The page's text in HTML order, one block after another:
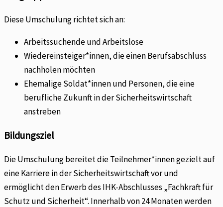
Diese Umschulung richtet sich an:
Arbeitssuchende und Arbeitslose
Wiedereinsteiger*innen, die einen Berufsabschluss
nachholen möchten
Ehemalige Soldat*innen und Personen, die eine
berufliche Zukunft in der Sicherheitswirtschaft
anstreben
Bildungsziel
Die Umschulung bereitet die Teilnehmer*innen gezielt auf
eine Karriere in der Sicherheitswirtschaft vor und
ermöglicht den Erwerb des IHK-Abschlusses „Fachkraft für
Schutz und Sicherheit“. Innerhalb von 24 Monaten werden